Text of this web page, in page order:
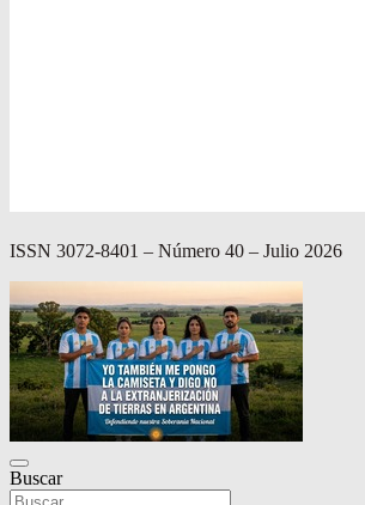
ISSN 3072-8401 – Número 40 – Julio 2026
Buscar